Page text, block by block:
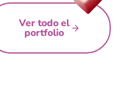
Ver todo el
portfolio